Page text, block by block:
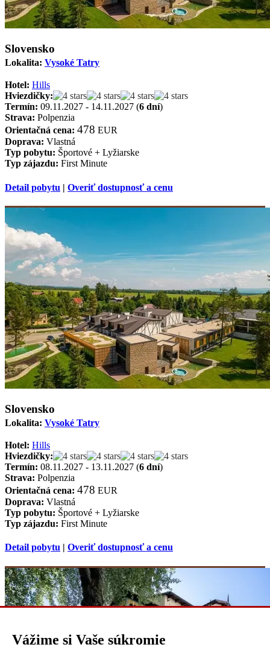
Slovensko
Lokalita: Vysoké Tatry
Hotel: Hills
Hviezdičky:
Termín: 09.11.2027 - 14.11.2027 (6 dní)
Strava: Polpenzia
Orientačná cena: 478 EUR
Doprava: Vlastná
Typ pobytu: Športové + Lyžiarske
Typ zájazdu: First Minute
Detail pobytu | Overiť dostupnosť a cenu
Slovensko
Lokalita: Vysoké Tatry
Hotel: Hills
Hviezdičky:
Termín: 08.11.2027 - 13.11.2027 (6 dní)
Strava: Polpenzia
Orientačná cena: 478 EUR
Doprava: Vlastná
Typ pobytu: Športové + Lyžiarske
Typ zájazdu: First Minute
Detail pobytu Overiť dostupnosť a cenu
Vážime si Vaše súkromie